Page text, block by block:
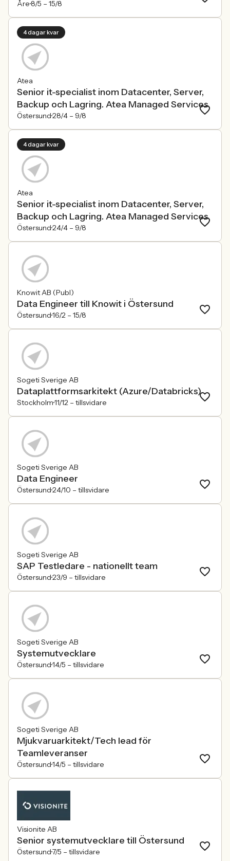
Åre8/5 – 15/8
4 dagar kvar
Atea
Senior it-specialist inom Datacenter, Server,
Backup och Lagring. Atea Managed Services
Östersund28/4 – 9/8
4 dagar kvar
Atea
Senior it-specialist inom Datacenter, Server,
Backup och Lagring. Atea Managed Services
Östersund24/4 – 9/8
Knowit AB (Publ)
Data Engineer till Knowit i Östersund
Östersund16/2 – 15/8
Sogeti Sverige AB
Dataplattformsarkitekt (Azure/Databricks)
Stockholm11/12 – tillsvidare
Sogeti Sverige AB
Data Engineer
Östersund24/10 – tillsvidare
Sogeti Sverige AB
SAP Testledare - nationellt team
Östersund23/9 – tillsvidare
Sogeti Sverige AB
Systemutvecklare
Östersund14/5 – tillsvidare
Sogeti Sverige AB
Mjukvaruarkitekt/Tech lead för
Teamleveranser
Östersund14/5 – tillsvidare
Visionite AB
Senior systemutvecklare till Östersund
Östersund7/5 – tillsvidare